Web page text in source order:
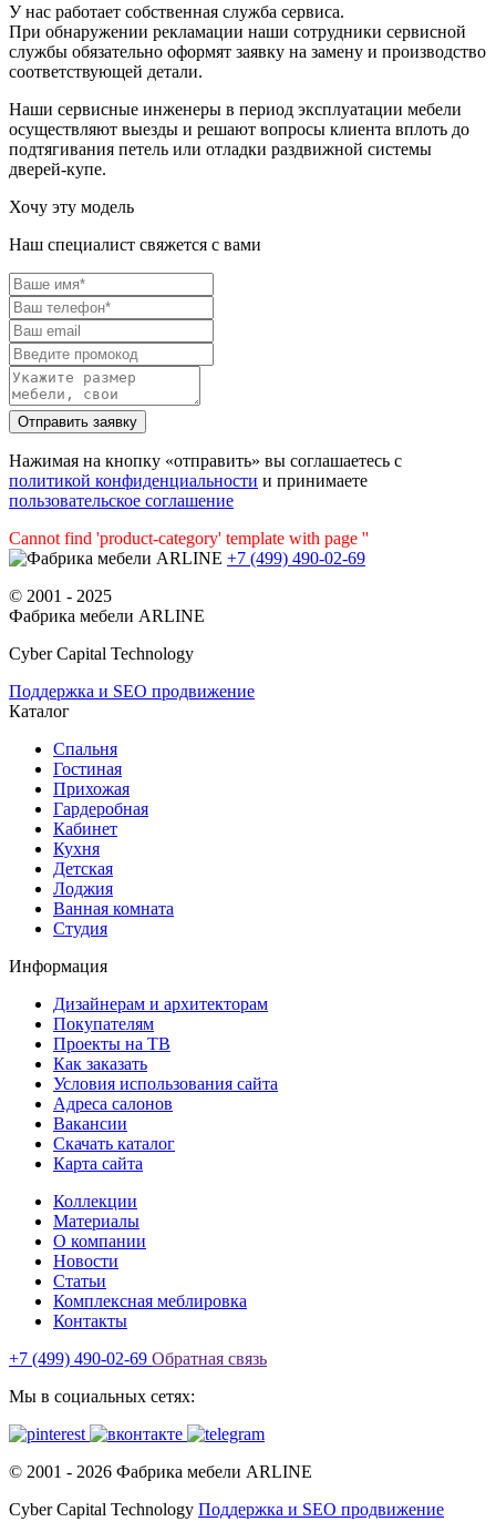
У нас работает собственная служба сервиса.
При обнаружении рекламации наши сотрудники сервисной
службы обязательно оформят заявку на замену и производство
соответствующей детали.
Наши сервисные инженеры в период эксплуатации мебели
осуществляют выезды и решают вопросы клиента вплоть до
подтягивания петель или отладки раздвижной системы
дверей-купе.
Хочу эту модель
Наш специалист свяжется с вами
Нажимая на кнопку «отправить» вы соглашаетесь с
политикой конфиденциальности и принимаете
пользовательское соглашение
Cannot find 'product-category' template with page ''
+7 (499) 490-02-69
© 2001 - 2025
Фабрика мебели ARLINE
Cyber Capital Technology
Поддержка и SEO продвижение
Каталог
Спальня
Гостиная
Прихожая
Гардеробная
Кабинет
Кухня
Детская
Лоджия
Ванная комната
Студия
Информация
Дизайнерам и архитекторам
Покупателям
Проекты на ТВ
Как заказать
Условия использования сайта
Адреса салонов
Вакансии
Скачать каталог
Карта сайта
Коллекции
Материалы
О компании
Новости
Статьи
Комплексная меблировка
Контакты
+7 (499) 490-02-69 Обратная связь
Мы в социальных сетях:
© 2001 - 2026 Фабрика мебели ARLINE
Cyber Capital Technology Поддержка и SEO продвижение